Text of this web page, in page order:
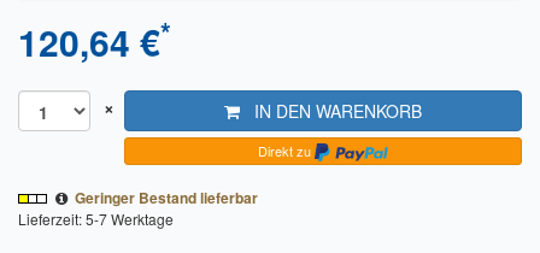
Widerrufsformular
Widerrufsbelehrung für digitale Waren / Muster-
Widerrufsformular
AGB und Kundeninformationen
120,64 €*
× IN DEN WARENKORB
Direkt zu
Geringer Bestand lieferbar
Lieferzeit: 5-7 Werktage